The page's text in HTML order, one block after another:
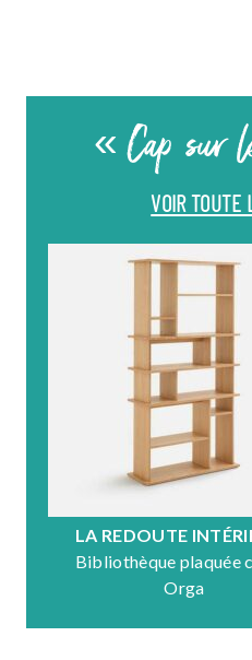
« Cap sur
VOIR TOUTE
LA REDOUTE
Bibliothèque plaquée
Orga